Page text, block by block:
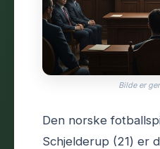
Bilde er
Den norske
Schjelderup (21) er